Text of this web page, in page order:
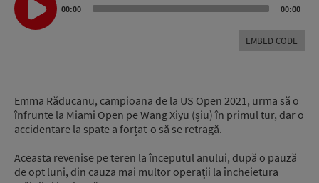
Audio
Player
00:00 00:00
EMBED CODE
Emma Răducanu, campioana de la US Open 2021, urma să o
înfrunte la Miami Open pe Wang Xiyu (șiu) în primul tur, dar o
accidentare la spate a forțat-o să se retragă.
Aceasta revenise pe teren la începutul anului, după o pauză
de opt luni, din cauza mai multor operaţii la încheietura